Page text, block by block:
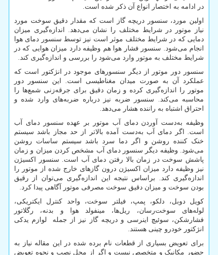
در ادامه به اختصار انواع آن ذکر شده است.
اولین مورد، سنسور دریچه گاز است که مقدار دقیق سوخت مورد
نیاز موتور در شرایط مختلف را نشان می‌دهد. اندازه‌گیری میزان
دمایی که در شرایط مختلف موثر است نیز توسط سنسور دمای هوا
انجام می‌شود. سنسور فشار هوا هم وظیفه دارد میزان هوایی که در
شرایط مختلف به موتور وارد می‌شود را بررسی و اندازه‌گیری کند.
سنسور دور موتور از دیگر سنسورهای موجود در انژکتور است که
عملکرد آن به صورت میدان مغناطیسی است. این سنسور دور
موتور را اندازه‌گیری کرده و زمان دقیق برای جرقه‌زنی شمع‌ها را
محاسبه می‌کند. سنسور ضربه نیز درباره ضربه‌های وارد شده و
احتراق اشتباه به راننده هشار می‌دهد.
وظیفه به‌دست آوردن دمای آب موتور بر عهده سنسور دمای آب
است. اگر دمای آب به‌دست آمده بالاتر از حد مجاز باشد سیستم
خنک کننده روشن و اگر دما سرد باشد سیستم ساسات روشن
می‌شود. وظیفه دیگر سنسور دمای آب مشخص کردن میزان و زمان
پاشش سوخت در زمان بالا رفتن دمای آب است. سنسور اکسیژن
نیز وظیفه دارد میزان اکسیژن درون گازهای خارج شده از موتور را
اندازه‌گیری کند. براساس نتیجه این اندازه‌گیری می‌توان از رقیق
بودن سوخت و میزان دقیق سوخت مصرفی موتور آگاهی پیدا کرد.
کویل دوبل، دلکو، پمپ، فیلتر سوخت، واحد کنترل ایکتریکی،
لوله‌های سوخت‌رسان، ریل‌ها، مینفولد هوا و بدنه، رگلاتور
فشارشکن، سوئیچ اینرسی و دریچه گاز نیز از جمله لوازم یدکی
انژکتور خودرو چینی هستند.
برای تعویض بسیاری از قطعات نام‌ برده شده در این مقاله نیاز به
حضور مکانیک و متخصص نیست و اگر از محل نصب و نحوه تعویض